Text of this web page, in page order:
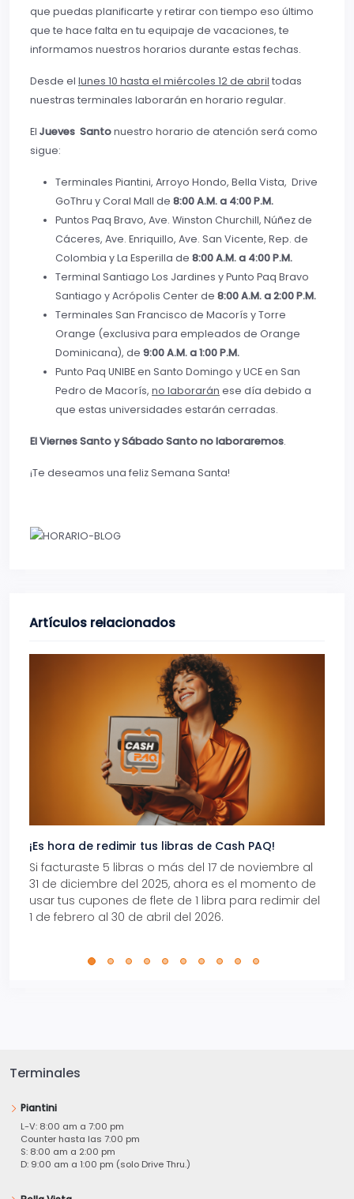
que puedas planificarte y retirar con tiempo eso último
que te hace falta en tu equipaje de vacaciones, te
informamos nuestros horarios durante estas fechas.
Desde el lunes 10 hasta el miércoles 12 de abril todas
nuestras terminales laborarán en horario regular.
El Jueves Santonuestro horario de atención será como
sigue:
Terminales Piantini, Arroyo Hondo, Bella Vista, Drive
GoThru y Coral Mall de 8:00 A.M. a 4:00 P.M.
Puntos Paq Bravo, Ave. Winston Churchill, Núñez de
Cáceres, Ave. Enriquillo, Ave. San Vicente, Rep. de
Colombia y La Esperilla de 8:00 A.M. a 4:00 P.M.
Terminal Santiago Los Jardines y Punto Paq Bravo
Santiago y Acrópolis Center de 8:00 A.M. a 2:00 P.M.
Terminales San Francisco de Macorís y Torre
Orange (exclusiva para empleados de Orange
Dominicana), de 9:00 A.M. a 1:00 P.M.
Punto Paq UNIBE en Santo Domingo y UCE en San
Pedro de Macorís, no laborarán ese día debido a
que estas universidades estarán cerradas.
El Viernes Santo y Sábado Santo no laboraremos.
¡Te deseamos una feliz Semana Santa!
Artículos relacionados
¡Es hora de redimir tus libras de Cash PAQ!
Si facturaste 5 libras o más del 17 de noviembre al
31 de diciembre del 2025, ahora es el momento de
usar tus cupones de flete de 1 libra para redimir del
1 de febrero al 30 de abril del 2026.
Terminales
Piantini
L-V: 8:00 am a 7:00 pm
Counter hasta las 7:00 pm
S: 8:00 am a 2:00 pm
D: 9:00 am a 1:00 pm (solo Drive Thru.)